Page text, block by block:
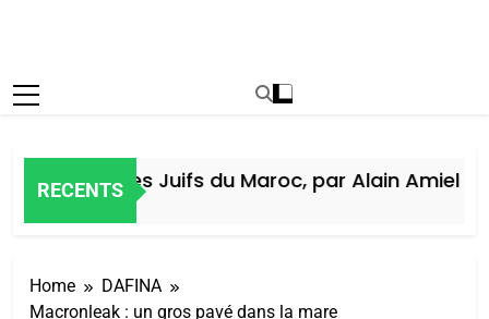
RECENTS
des Juifs du Maroc, par Alain Amiel
Home
DAFINA
Macronleak : un gros pavé dans la mare